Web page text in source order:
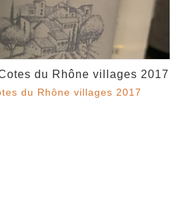
du Rhône villages 2017
du Rhône villages 2017